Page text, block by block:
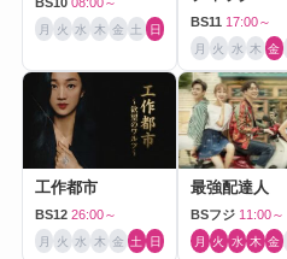
月 火 水 木 金 土 日 BS11 17:00～
月 火 水 木 金
工作都市
BS12 26:00～
月 火 水 木 金 土 日
最強配達人
BSフジ 11:00～
月 火 水 木 金